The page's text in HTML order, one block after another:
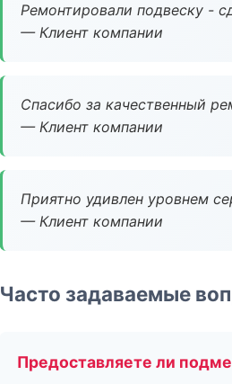
Ремонтировали подвеску -
— Клиент компании
Спасибо за качественный
— Клиент компании
Приятно удивлен уровнем
— Клиент компании
Часто задаваемые
Предоставляете ли